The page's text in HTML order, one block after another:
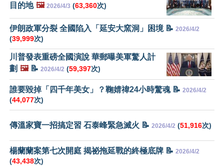
目的地 🖼️ 2026/4/3 (63,360次)
伊朗政軍分裂 全國陷入「延安大窯洞」困境 📝 2026/4/2
(39,999次)
川普發表重磅全國演說 華郵曝美軍驚人計
劃 🖼️📝 2026/4/2 (59,397次)
誰要毀掉「四千年美女」？鞠婧禕24小時驚魂 📝 2026/4/2
(44,077次)
傳溫家寶一招搞定習 石泰峰緊急滅火 📝 2026/4/2 (51,916次)
楊蘭蘭案第七次開庭 揭祕拖延戰的終極底牌 📝 2026/4/2
(43,438次)